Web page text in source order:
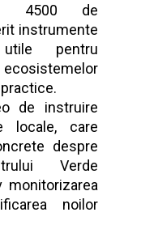
4500 de
instrumente
pentru
de instruire
locale, care
despre
Verde
monitorizarea
noilor